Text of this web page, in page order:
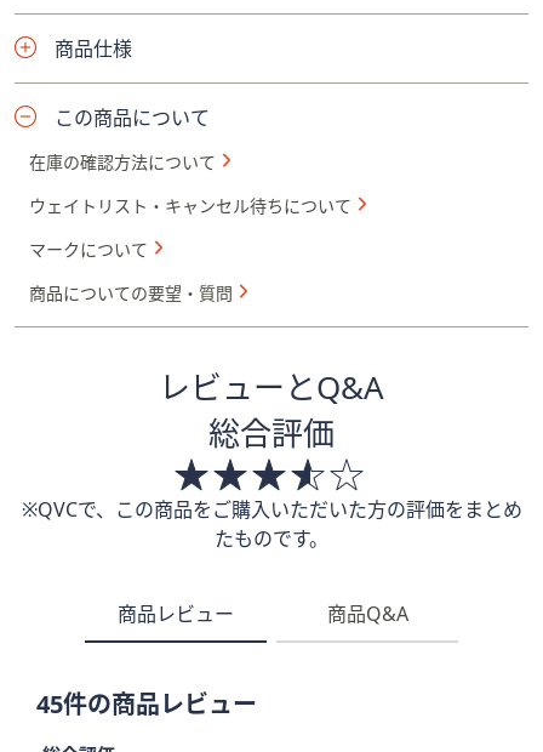
商品仕様
この商品について
在庫の確認方法について
ウェイトリスト・キャンセル待ちについて
マークについて
商品についての要望・質問
レビューとQ&A
総合評価
※QVCで、この商品をご購入いただいた方の評価をまとめ
たものです。
商品レビュー 商品Q&A
45件の商品レビュー